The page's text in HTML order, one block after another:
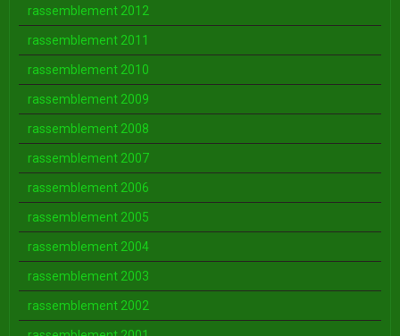
rassemblement 2012
rassemblement 2011
rassemblement 2010
rassemblement 2009
rassemblement 2008
rassemblement 2007
rassemblement 2006
rassemblement 2005
rassemblement 2004
rassemblement 2003
rassemblement 2002